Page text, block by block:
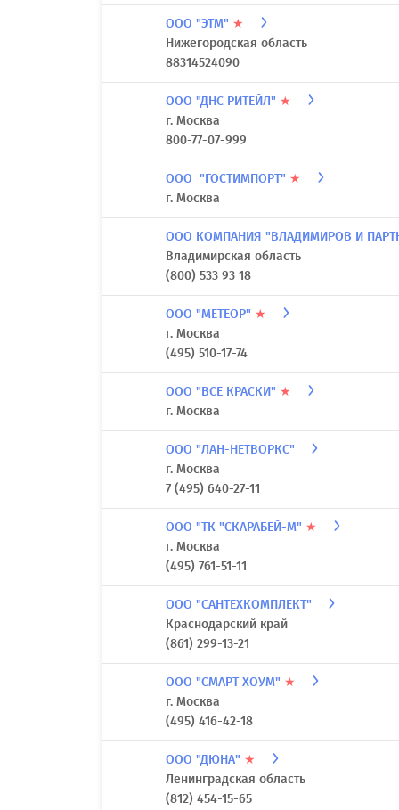
ООО "ЭТМ" ★
Нижегородская область
88314524090
ООО "ДНС РИТЕЙЛ" ★
г. Москва
800-77-07-999
ООО "ГОСТИМПОРТ" ★
г. Москва
ООО КОМПАНИЯ "ВЛАДИМИРОВ И
Владимирская область
(800) 533 93 18
ООО "МЕТЕОР" ★
г. Москва
(495) 510-17-74
ООО "ВСЕ КРАСКИ" ★
г. Москва
ООО "ЛАН-НЕТВОРКС"
г. Москва
7 (495) 640-27-11
ООО "ТК "СКАРАБЕЙ-М" ★
г. Москва
(495) 761-51-11
ООО "САНТЕХКОМПЛЕКТ"
Краснодарский край
(861) 299-13-21
ООО "СМАРТ ХОУМ" ★
г. Москва
(495) 416-42-18
ООО "ДЮНА" ★
Ленинградская область
(812) 454-15-65